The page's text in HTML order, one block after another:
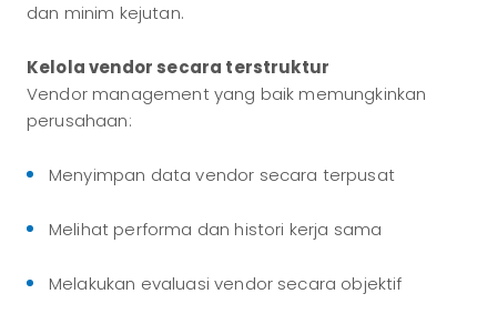
dan minim kejutan.
Kelola vendor secara terstruktur
Vendor management yang baik memungkinkan
perusahaan:
Menyimpan data vendor secara terpusat
Melihat performa dan histori kerja sama
Melakukan evaluasi vendor secara objektif